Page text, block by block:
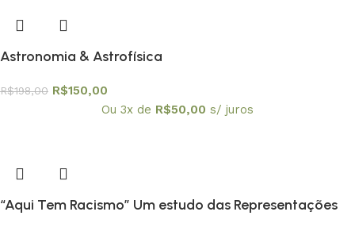
Astronomia & Astrofísica
R$198,00 R$150,00
Ou 3x de R$50,00 s/ juros
“Aqui Tem Racismo” Um estudo das Representações